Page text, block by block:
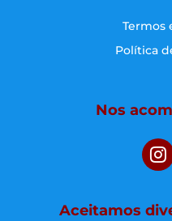
Termos
Política
Nos
Aceitamos